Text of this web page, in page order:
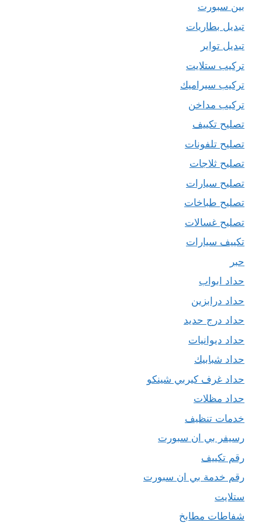
بين سبورت
تبديل بطاريات
تبديل تواير
تركيب ستلايت
تركيب سيراميك
تركيب مداخن
تصليح تكييف
تصليح تلفونات
تصليح ثلاجات
تصليح سيارات
تصليح طباخات
تصليح غسالات
تكييف سيارات
حبر
حداد ابواب
حداد درابزين
حداد درج حديد
حداد ديوانيات
حداد شبابيك
حداد غرف كيربي شينكو
حداد مظلات
خدمات تنظيف
رسيفر بي ان سبورت
رقم تكييف
رقم خدمة بي ان سبورت
ستلايت
شفاطات مطابخ